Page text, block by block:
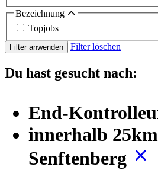
Bezeichnung
Topjobs
Filter anwenden Filter löschen
Du hast gesucht nach:
End-
innerhalb
Senftenberg